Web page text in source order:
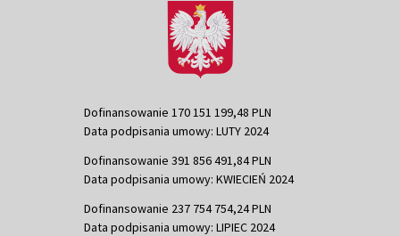
Dofinansowanie 170 151 199,48 PLN
Data podpisania umowy: LUTY 2024
Dofinansowanie 391 856 491,84 PLN
Data podpisania umowy: KWIECIEŃ 2024
Dofinansowanie 237 754 754,24 PLN
Data podpisania umowy: LIPIEC 2024